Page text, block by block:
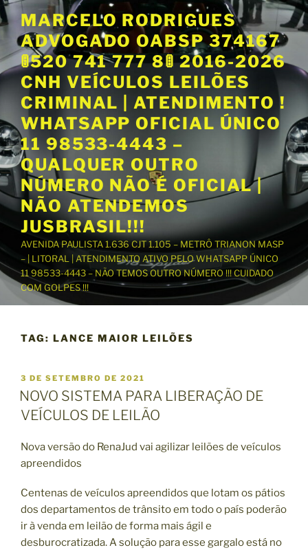
P
u
a
r
r
a
o
c
o
n
t
ú
d
MARCELO RODRIGUES
ADVOGADO OABSP 374167
🚦520 741 777 8🚦 2016-2026
CNH VEÍCULOS LEILÕES
CRIMINAL | ATENDIMENTO !
WHATSAPP OFICIAL ÚNICO
11 98533-4443 –
QUALQUER OUTRO
NÚMERO NÃO É OFICIAL |
NÃO ATENDEMOS
JUSBRASIL!!!
AVENIDA PAULISTA 1.636 CJT 1.105 – METRÔ TRIANON MASP
– | LITORAL | ATENDIMENTO ATIVO PELO WHATSAPP ÚNICO
11 98533-4443 – NÃO TEMOS OUTRO NÚMERO !!! CUIDADO
COM GOLPES !!!
TAG: LANCE MAIOR LEILÕES
P
U
B
L
A
D
E
3 DE SETEMBRO DE 2021
NOVO SISTEMA PARA LIBERAÇÃO DE
VEÍCULOS DE LEILÃO
Nova versão do RenaJud vai agilizar leilões de veículos
apreendidos
Centenas de veículos apreendidos que lotam os pátios
dos departamentos de trânsito em todo o país poderão
ir à venda em leilão de forma mais ágil e
desburocratizada. A solução para esse gargalo está no